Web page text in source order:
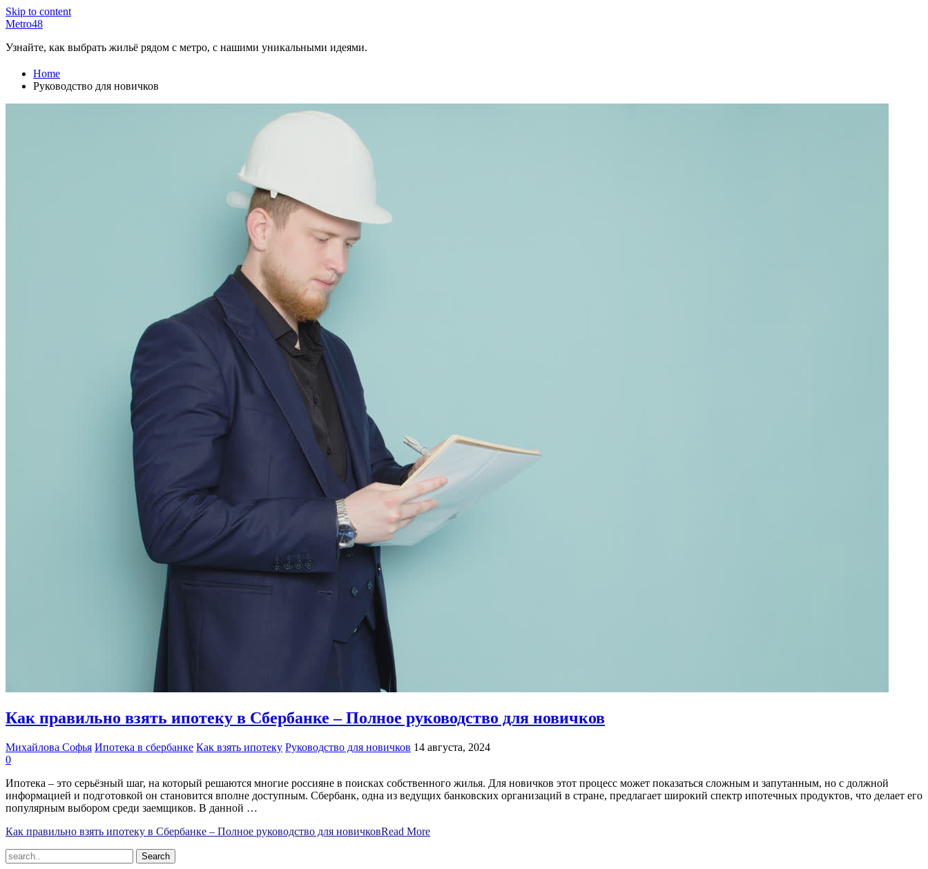
Skip to content
Metro48
Узнайте, как выбрать жильё рядом с метро, с нашими уникальными идеями.
Home
Руководство для новичков
Как правильно взять ипотеку в Сбербанке – Полное руководство для новичков
Михайлова Софья Ипотека в сбербанке Как взять ипотеку Руководство для новичков 14 августа, 2024
0
Ипотека – это серьёзный шаг, на который решаются многие россияне в поисках собственного жилья. Для новичков этот процесс может показаться сложным и запутанным, но с должной
информацией и подготовкой он становится вполне доступным. Сбербанк, одна из ведущих банковских организаций в стране, предлагает широкий спектр ипотечных продуктов, что делает его
популярным выбором среди заемщиков. В данной …
Как правильно взять ипотеку в Сбербанке – Полное руководство для новичковRead More